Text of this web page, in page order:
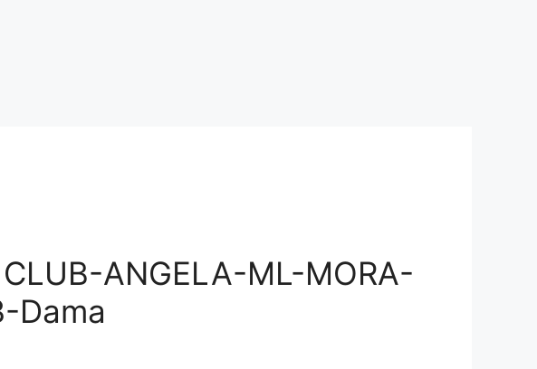
CLUB-ANGELA-ML-MORA-
Dama